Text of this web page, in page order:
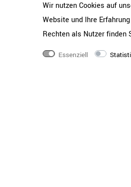
Wir nutzen Cookies auf
Website und Ihre
Rechten als Nutzer finden
Essenziell